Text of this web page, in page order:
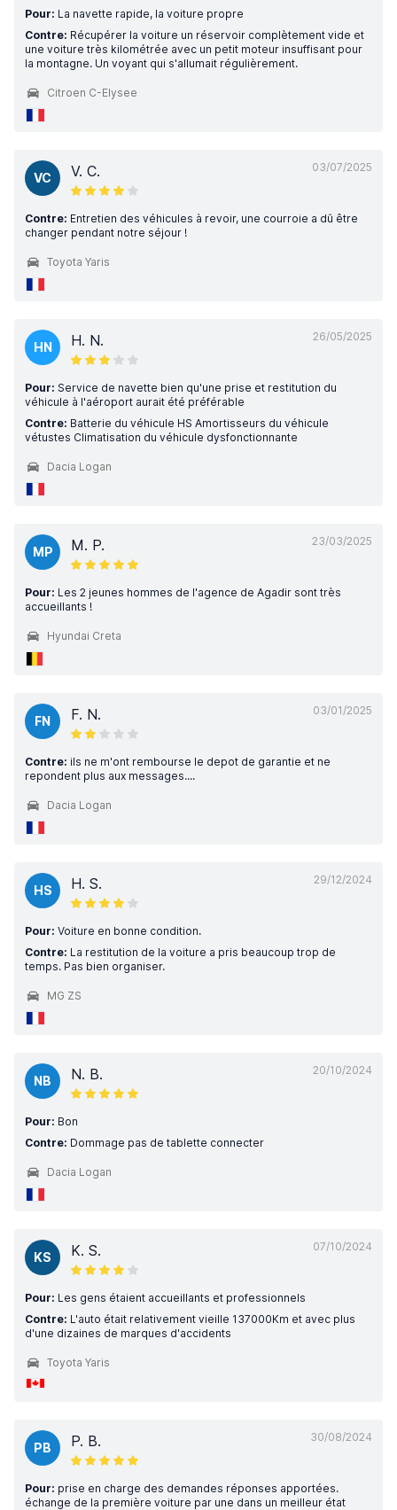
Pour: La navette rapide, la voiture propre
Contre: Récupérer la voiture un réservoir complètement vide et
une voiture très kilométrée avec un petit moteur insuffisant pour
la montagne. Un voyant qui s'allumait régulièrement.
Citroen C-Elysee
03/07/2025
VC V. C.
Contre: Entretien des véhicules à revoir, une courroie a dû être
changer pendant notre séjour !
Toyota Yaris
26/05/2025
HN H. N.
Pour: Service de navette bien qu'une prise et restitution du
véhicule à l'aéroport aurait été préférable
Contre: Batterie du véhicule HS Amortisseurs du véhicule
vétustes Climatisation du véhicule dysfonctionnante
Dacia Logan
23/03/2025
MP M. P.
Pour: Les 2 jeunes hommes de l'agence de Agadir sont très
accueillants !
Hyundai Creta
03/01/2025
FN F. N.
Contre: ils ne m'ont rembourse le depot de garantie et ne
repondent plus aux messages....
Dacia Logan
29/12/2024
HS H. S.
Pour: Voiture en bonne condition.
Contre: La restitution de la voiture a pris beaucoup trop de
temps. Pas bien organiser.
MG ZS
20/10/2024
NB N. B.
Pour: Bon
Contre: Dommage pas de tablette connecter
Dacia Logan
07/10/2024
KS K. S.
Pour: Les gens étaient accueillants et professionnels
Contre: L'auto était relativement vieille 137000Km et avec plus
d'une dizaines de marques d'accidents
Toyota Yaris
30/08/2024
PB P. B.
Pour: prise en charge des demandes réponses apportées.
échange de la première voiture par une dans un meilleur état